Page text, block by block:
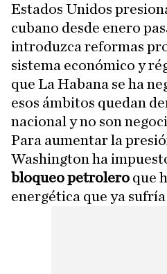
Estados Unidos
cubano desde enero
introduzca reformas
sistema económico y
que La Habana se ha
esos ámbitos quedan
nacional y no son
Para aumentar la
Washington ha
bloqueo petrolero que
energética que ya